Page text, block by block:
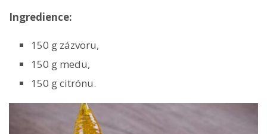
Ingredience:
150 g zázvoru,
150 g medu,
150 g citrónu.